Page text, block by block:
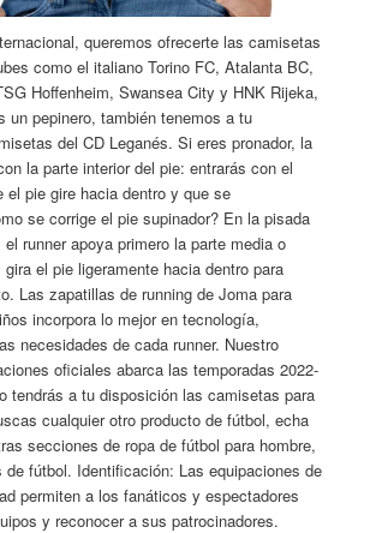
queremos ofrecerte las camisetas
como el italiano Torino FC, Atalanta BC,
Hoffenheim, Swansea City y HNK Rijeka,
un pepinero, también tenemos a tu
del CD Leganés. Si eres pronador, la
la parte interior del pie: entrarás con el
el pie gire hacia dentro y que se
se corrige el pie supinador? En la pisada
runner apoya primero la parte media o
el pie ligeramente hacia dentro para
Las zapatillas de running de Joma para
incorpora lo mejor en tecnología,
necesidades de cada runner. Nuestro
oficiales abarca las temporadas 2022-
tendrás a tu disposición las camisetas para
cualquier otro producto de fútbol, echa
secciones de ropa de fútbol para hombre,
de fútbol. Identificación: Las equipaciones de
permiten a los fanáticos y espectadores
y reconocer a sus patrocinadores.